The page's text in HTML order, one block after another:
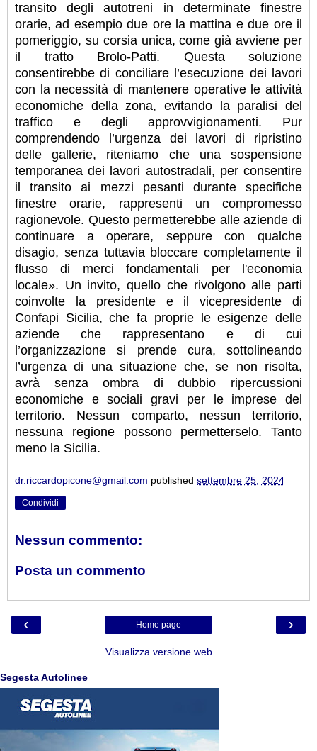
transito degli autotreni in determinate finestre
orarie, ad esempio due ore la mattina e due ore il
pomeriggio, su corsia unica, come già avviene per
il tratto Brolo-Patti. Questa soluzione
consentirebbe di conciliare l’esecuzione dei lavori
con la necessità di mantenere operative le attività
economiche della zona, evitando la paralisi del
traffico e degli approvvigionamenti. Pur
comprendendo l’urgenza dei lavori di ripristino
delle gallerie, riteniamo che una sospensione
temporanea dei lavori autostradali, per consentire
il transito ai mezzi pesanti durante specifiche
finestre orarie, rappresenti un compromesso
ragionevole. Questo permetterebbe alle aziende di
continuare a operare, seppure con qualche
disagio, senza tuttavia bloccare completamente il
flusso di merci fondamentali per l'economia
locale». Un invito, quello che rivolgono alle parti
coinvolte la presidente e il vicepresidente di
Confapi Sicilia, che fa proprie le esigenze delle
aziende che rappresentano e di cui
l’organizzazione si prende cura, sottolineando
l’urgenza di una situazione che, se non risolta,
avrà senza ombra di dubbio ripercussioni
economiche e sociali gravi per le imprese del
territorio. Nessun comparto, nessun territorio,
nessuna regione possono permetterselo. Tanto
meno la Sicilia.
dr.riccardopicone@gmail.com published settembre 25, 2024
Condividi
Nessun commento:
Posta un commento
‹ ›
Home page
Visualizza versione web
Segesta Autolinee